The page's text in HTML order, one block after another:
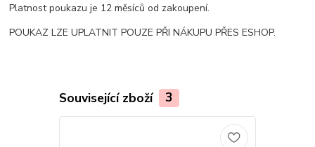
Platnost poukazu je 12 měsíců od zakoupení.
POUKAZ LZE UPLATNIT POUZE PŘI NÁKUPU PŘES ESHOP.
Související zboží 3